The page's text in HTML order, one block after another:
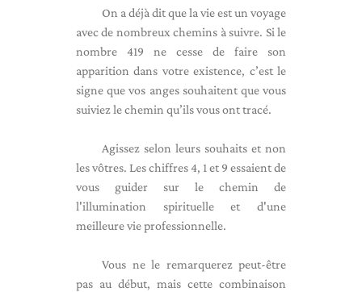
On a déjà dit que la vie est un voyage
avec de nombreux chemins à suivre. Si le
nombre 419 ne cesse de faire son
apparition dans votre existence, c’est le
signe que vos anges souhaitent que vous
suiviez le chemin qu’ils vous ont tracé.
Agissez selon leurs souhaits et non
les vôtres. Les chiffres 4, 1 et 9 essaient de
vous guider sur le chemin de
l'illumination spirituelle et d'une
meilleure vie professionnelle.
Vous ne le remarquerez peut-être
pas au début, mais cette combinaison